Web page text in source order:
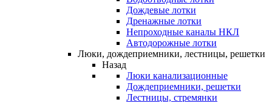
Дождевые лотки
Дренажные лотки
Непроходные каналы НКЛ
Автодорожные лотки
Люки, дождеприемники, лестницы, решетки
Назад
Люки канализационные
Дождеприемники, решетки
Лестницы, стремянки